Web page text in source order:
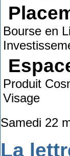
Bourse en
Produit
Visage
Samedi 22
La